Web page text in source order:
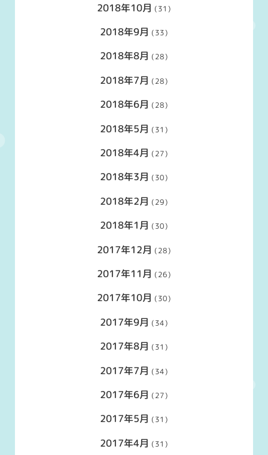
2018年10月 (31)
2018年9月 (33)
2018年8月 (28)
2018年7月 (28)
2018年6月 (28)
2018年5月 (31)
2018年4月 (27)
2018年3月 (30)
2018年2月 (29)
2018年1月 (30)
2017年12月 (28)
2017年11月 (26)
2017年10月 (30)
2017年9月 (34)
2017年8月 (31)
2017年7月 (34)
2017年6月 (27)
2017年5月 (31)
2017年4月 (31)